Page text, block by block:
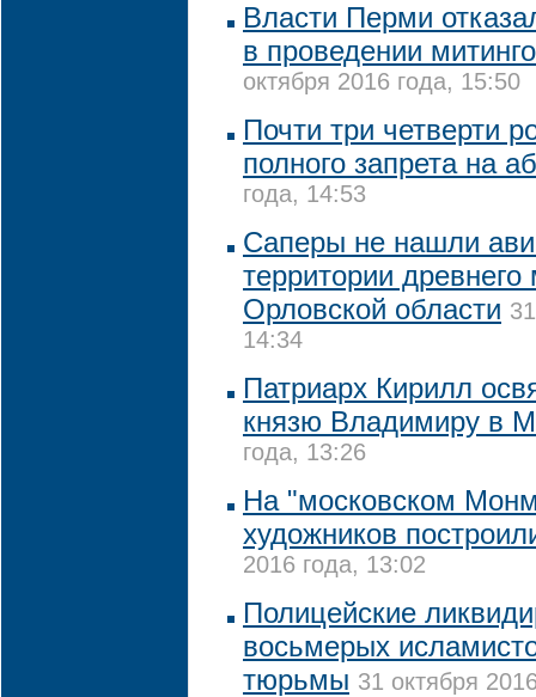
Власти Перми
в проведении
октября 2016 года, 15:50
Почти три четверти
полного запрета на
года, 14:53
Саперы не нашли
территории
Орловской области
14:34
Патриарх Кирилл
князю Владимиру в
года, 13:26
На "московском
художников
2016 года, 13:02
Полицейские
восьмерых
тюрьмы 31 октября